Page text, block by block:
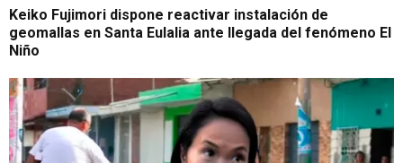
Keiko Fujimori dispone reactivar instalación de
geomallas en Santa Eulalia ante llegada del fenómeno El
Niño